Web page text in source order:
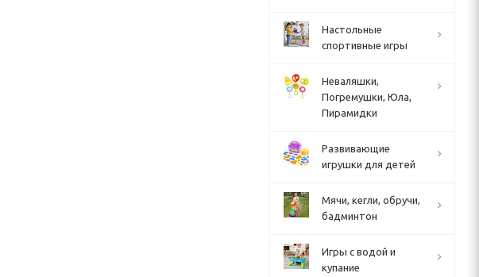
Настольные
спортивные игры
Неваляшки,
Погремушки, Юла,
Пирамидки
Развивающие
игрушки для детей
Мячи, кегли, обручи,
бадминтон
Игры с водой и
купание